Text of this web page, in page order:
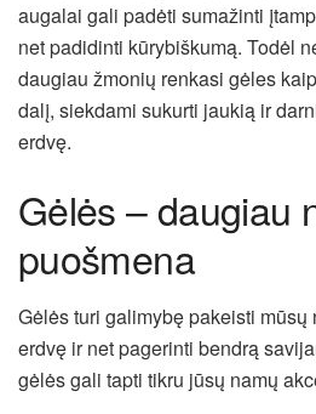
augalai gali padėti sumažinti
net padidinti kūrybiškumą. Todėl
daugiau žmonių renkasi gėles
dalį, siekdami sukurti jaukią ir
erdvę.
Gėlės – daugiau
puošmena
Gėlės turi galimybę pakeisti
erdvę ir net pagerinti bendrą
gėlės gali tapti tikru jūsų namų